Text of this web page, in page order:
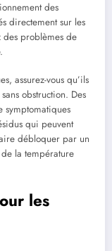
des
directement sur les
des problèmes de
assurez-vous qu’ils
obstruction. Des
symptomatiques
qui peuvent
débloquer par un
la température
les